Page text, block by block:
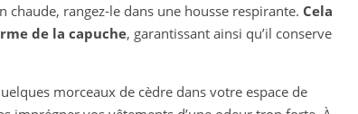
rangez-le dans une housse respirante. Cela
de la capuche, garantissant ainsi qu’il conserve
morceaux de cèdre dans votre espace de